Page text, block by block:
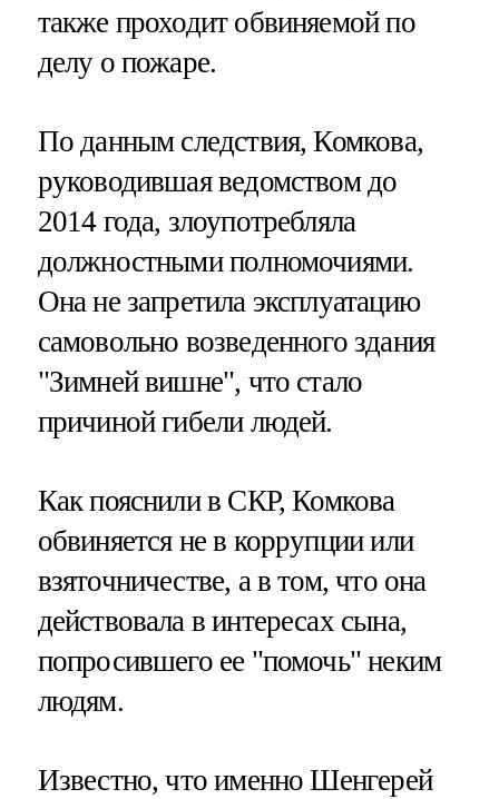
также проходит обвиняемой по
делу о пожаре.
По данным следствия, Комкова,
руководившая ведомством до
2014 года, злоупотребляла
должностными полномочиями.
Она не запретила эксплуатацию
самовольно возведенного здания
"Зимней вишне", что стало
причиной гибели людей.
Как пояснили в СКР, Комкова
обвиняется не в коррупции или
взяточничестве, а в том, что она
действовала в интересах сына,
попросившего ее "помочь" неким
людям.
Известно, что именно Шенгерей